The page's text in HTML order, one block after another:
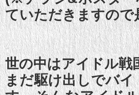
ていただきますので
世の中はアイドル戦
まだ駆け出しでバ